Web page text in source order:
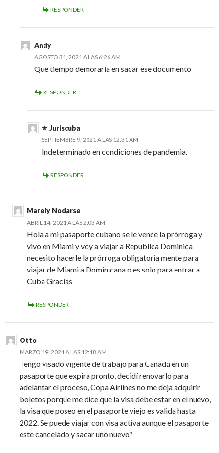
RESPONDER
Andy
AGOSTO 31, 2021 A LAS 6:26 AM
Que tiempo demoraría en sacar ese documento
RESPONDER
Juriscuba
SEPTIEMBRE 9, 2021 A LAS 12:31 AM
Indeterminado en condiciones de pandemia.
RESPONDER
Marely Nodarse
ABRIL 14, 2021 A LAS 2:03 AM
Hola a mi pasaporte cubano se le vence la prórroga y
vivo en Miami y voy a viajar a Republica Dominica
necesito hacerle la prórroga obligatoria mente para
viajar de Miami a Dominicana o es solo para entrar a
Cuba Gracias
RESPONDER
Otto
MARZO 19, 2021 A LAS 12:18 AM
Tengo visado vigente de trabajo para Canadá en un
pasaporte que expira pronto, decidí renovarlo para
adelantar el proceso, Copa Airlines no me deja adquirir
boletos porque me dice que la visa debe estar en el nuevo,
la visa que poseo en el pasaporte viejo es valida hasta
2022. Se puede viajar con visa activa aunque el pasaporte
este cancelado y sacar uno nuevo?